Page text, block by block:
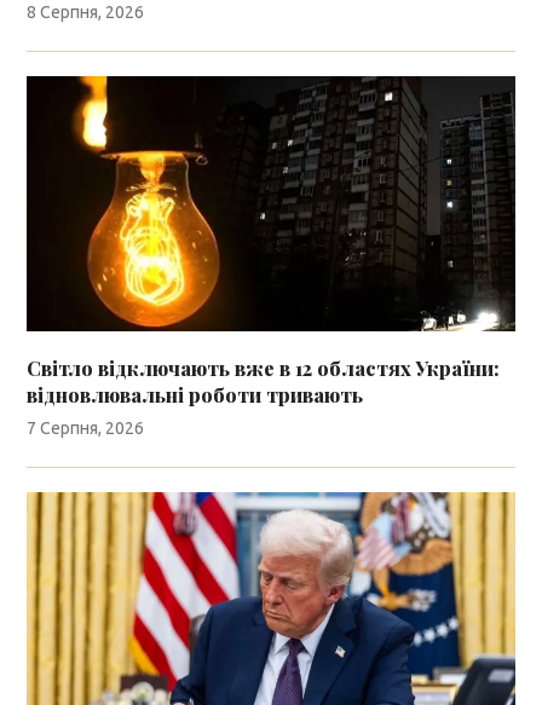
8 Серпня, 2026
Світло відключають вже в 12 областях України:
відновлювальні роботи тривають
7 Серпня, 2026